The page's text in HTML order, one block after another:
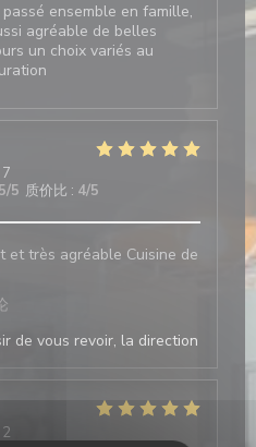
ensemble en famille,
agréable de belles
un choix variés au
5/5 质价比 : 4/5
et très agréable Cuisine de
de vous revoir, la direction